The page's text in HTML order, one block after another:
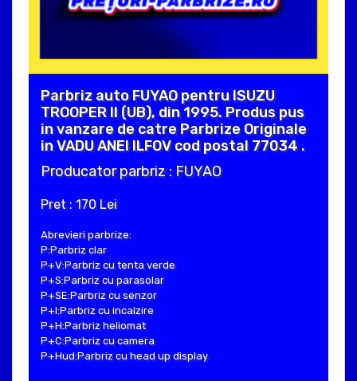
Parbriz auto FUYAO pentru ISUZU
TROOPER II (UB), din 1995. Produs pus
in vanzare de catre Parbrize Originale
in VADU ANEI ILFOV cod postal 77034 .
Producator parbriz : FUYAO
Pret : 170 Lei
Abrevieri parbrize:
P:Parbriz clar
P+V:Parbriz cu tenta verde
P+S:Parbriz cu parasolar
P+SE:Parbriz cu senzor
P+I:Parbriz cu incalzire
P+H:Parbriz heliomat
P+C:Parbriz cu camera
P+Hud:Parbriz cu head up display